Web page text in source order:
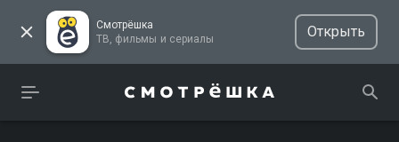
Смотрёшка
ТВ, фильмы и сериалы
Открыть